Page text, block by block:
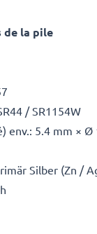
de la pile
/ SR1154W
env.: 5.4 mm × Ø
Silber (Zn /